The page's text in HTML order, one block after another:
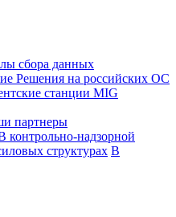
сбора данных
Решения на российских ОС
станции MIG
партнеры
контрольно-надзорной
структурах В